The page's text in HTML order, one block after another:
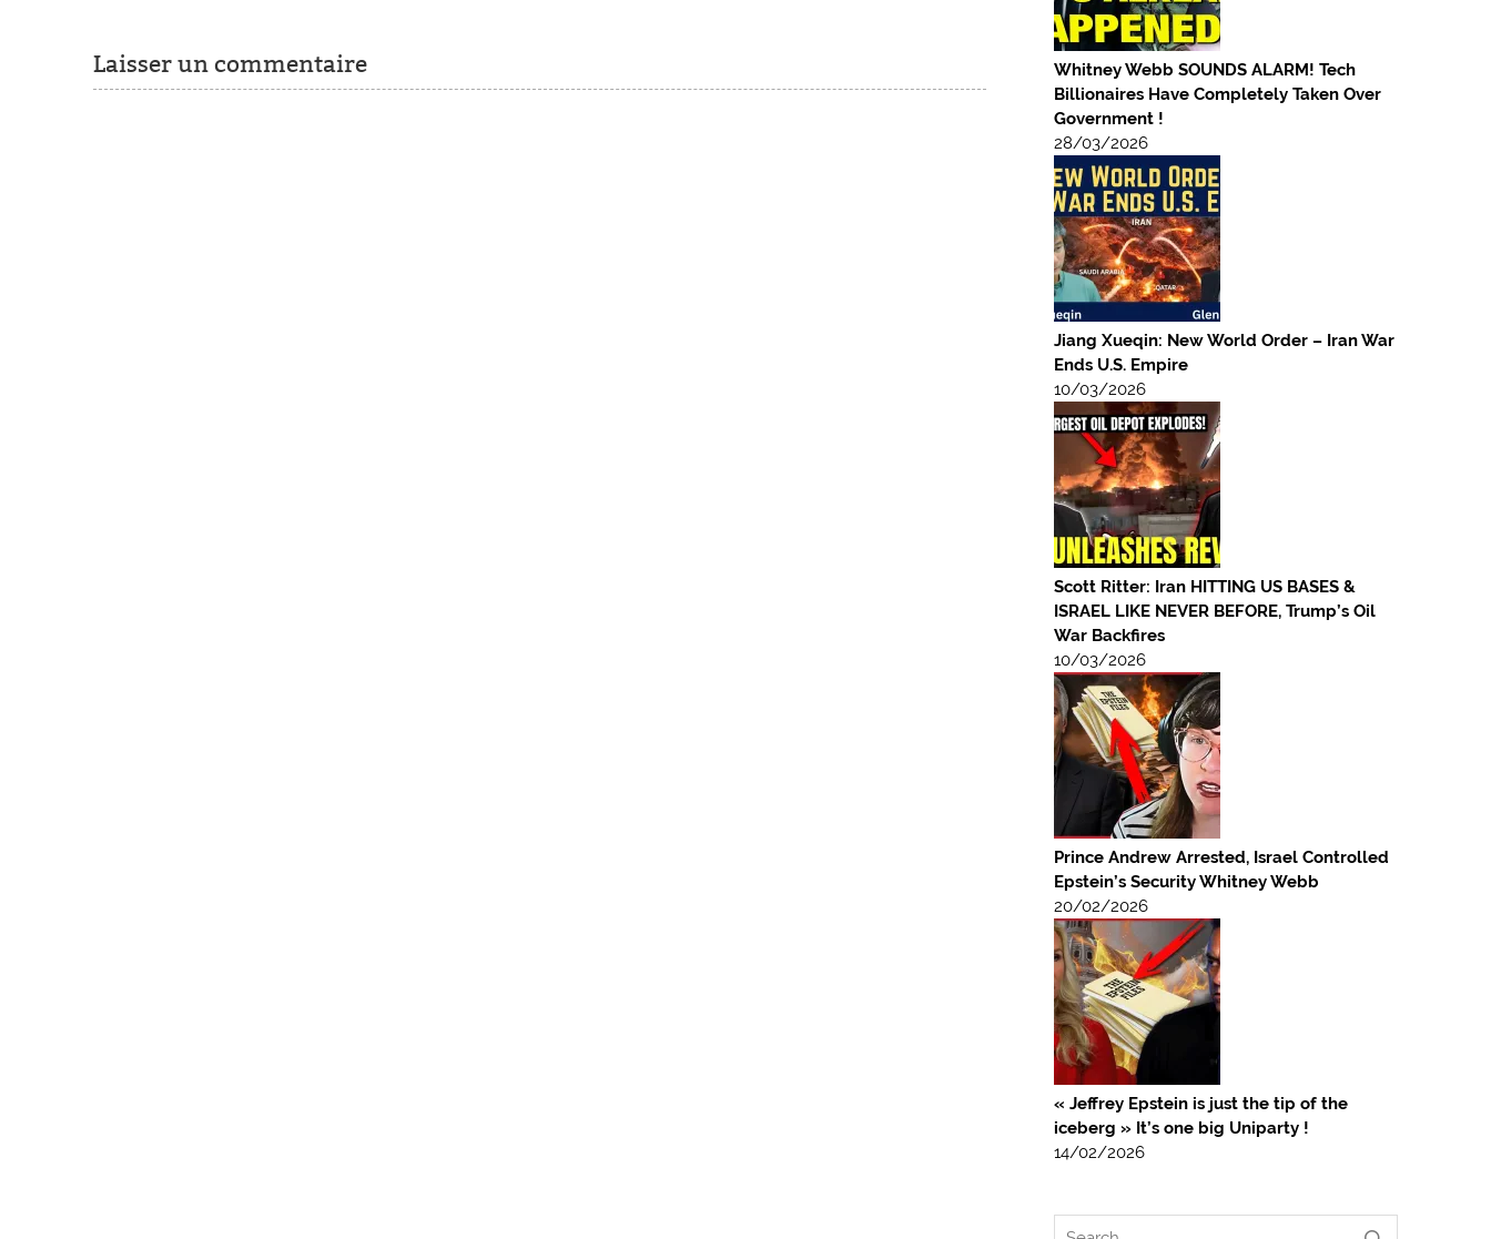
Laisser un commentaire
Whitney Webb SOUNDS ALARM! Tech
Billionaires Have Completely Taken Over
Government !
28/03/2026
Jiang Xueqin: New World Order – Iran War
Ends U.S. Empire
10/03/2026
Scott Ritter: Iran HITTING US BASES &
ISRAEL LIKE NEVER BEFORE, Trump’s Oil
War Backfires
10/03/2026
Prince Andrew Arrested, Israel Controlled
Epstein’s Security Whitney Webb
20/02/2026
« Jeffrey Epstein is just the tip of the
iceberg » It’s one big Uniparty !
14/02/2026